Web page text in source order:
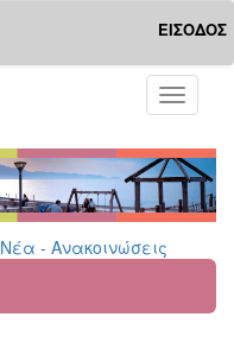
ΕΙΣΟΔΟΣ
Toggle
Νέα - Ανακοινώσεις